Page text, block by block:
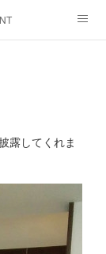
露してくれま